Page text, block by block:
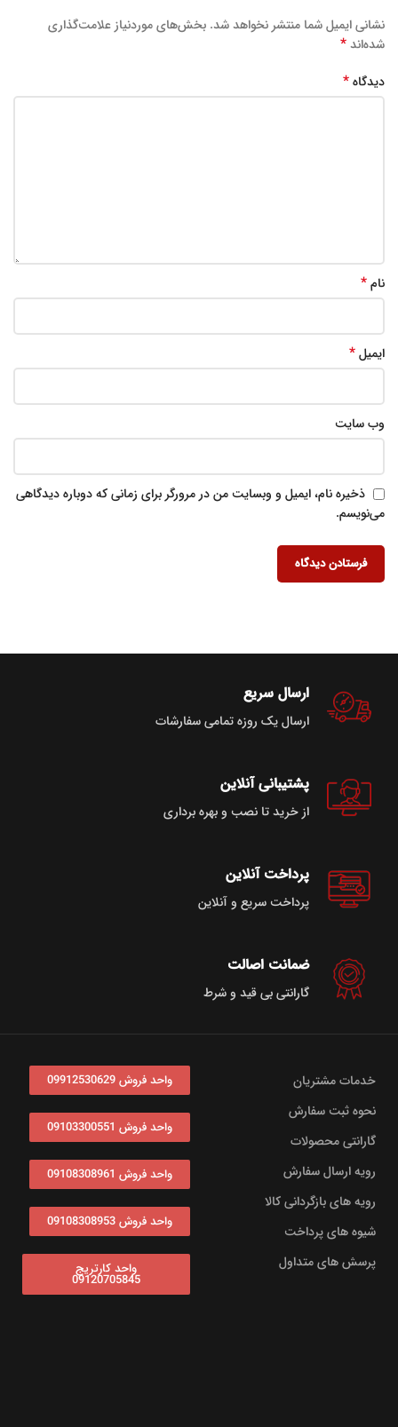
نشانی ایمیل شما منتشر نخواهد شد. بخش‌های موردنیاز علامت‌گذاری
شده‌اند*
دیدگاه*
نام*
ایمیل*
وب‌ سایت
ذخیره نام، ایمیل و وبسایت من در مرورگر برای زمانی که دوباره دیدگاهی
می‌نویسم.
ارسال سریع
ارسال یک روزه تمامی سفارشات
پشتیبانی آنلاین
از خرید تا نصب و بهره برداری
پرداخت آنلاین
پرداخت سریع و آنلاین
ضمانت اصالت
گارانتی بی قید و شرط
خدمات مشتریان
نحوه ثبت سفارش
گارانتی محصولات
رویه ارسال سفارش
رویه های بازگردانی کالا
شیوه های پرداخت
پرسش های متداول
واحد فروش 09912530629
واحد فروش 09103300551
واحد فروش 09108308961
واحد فروش 09108308953
واحد کارتریج
09120705845